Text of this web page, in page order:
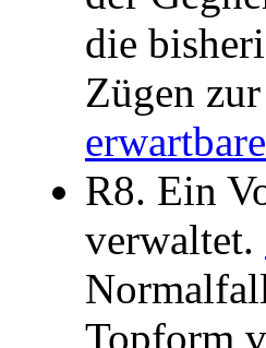
die
Zügen
R8. Ein
verwaltet.
Topform